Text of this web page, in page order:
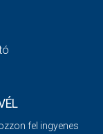
fel ingyenes